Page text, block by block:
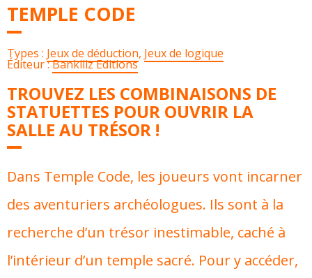
TEMPLE CODE
Types : Jeux de déduction, Jeux de logique
Éditeur :Bankiiiz Editions
TROUVEZ LES COMBINAISONS DE
STATUETTES POUR OUVRIR LA
SALLE AU TRÉSOR !
Dans Temple Code, les joueurs vont incarner
des aventuriers archéologues. Ils sont à la
recherche d’un trésor inestimable, caché à
l’intérieur d’un temple sacré. Pour y accéder,